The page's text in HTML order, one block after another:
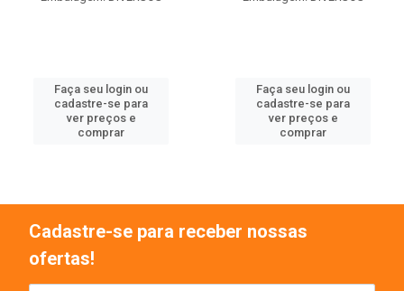
Faça seu login ou
cadastre-se para
ver preços e
comprar
Faça seu login ou
cadastre-se para
ver preços e
comprar
Cadastre-se para receber nossas
ofertas!